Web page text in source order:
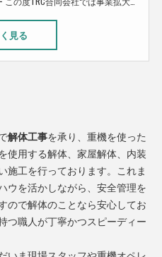
見る
解体工事を承り、重機を使った
使用する解体、家屋解体、内装
施工を行っております。これま
ウを活かしながら、安全管理を
ので解体のことなら安心してお
つ職人が丁寧かつスピーディー